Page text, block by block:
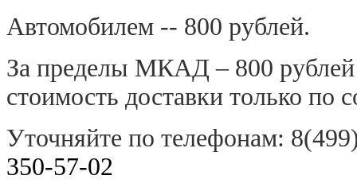
Автомобилем -- 800 рублей.
За пределы МКАД – 800 рублей
стоимость доставки только по
Уточняйте по телефонам:
350-57-02